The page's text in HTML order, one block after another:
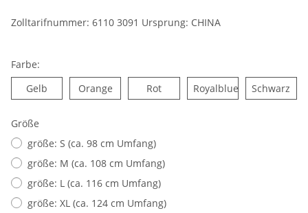
Zolltarifnummer: 6110 3091 Ursprung: CHINA
Farbe:
Gelb
Orange Rot Royalblue Schwarz
Größe
größe: S (ca. 98 cm Umfang)
größe: M (ca. 108 cm Umfang)
größe: L (ca. 116 cm Umfang)
größe: XL (ca. 124 cm Umfang)